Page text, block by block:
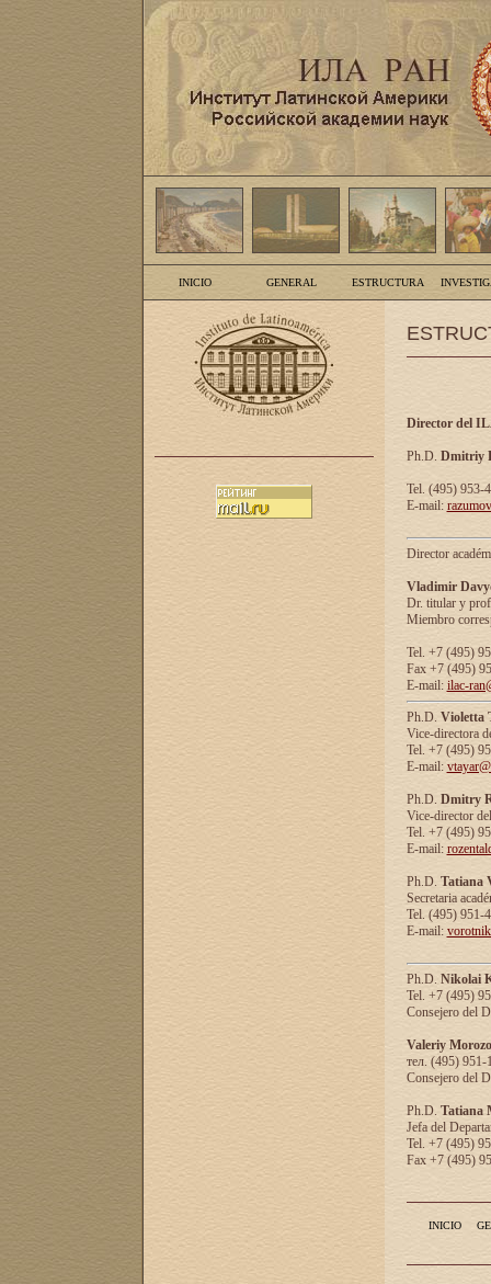
INICIO GENERAL ESTRUCTURA
Director del
Ph.D. Dmitriy
Tel. (495) 953-
E-mail:
Director
Vladimir
Dr. titular y
Miembro
Tel. +7 (495)
Fax +7 (495)
E-mail: ilac-
Ph.D. Violetta
Vice-directora
Tel. +7 (495)
E-mail:
Ph.D. Dmitry
Vice-director
Tel. +7 (495)
E-mail:
Ph.D. Tatiana
Secretaria
Tel. (495) 951-
E-mail:
Ph.D. Nikolai
Tel. +7 (495)
Consejero del
Valeriy
тел. (495) 951-
Consejero del
Ph.D. Tatiana
Jefa del
Tel. +7 (495)
Fax +7 (495)
INICIO